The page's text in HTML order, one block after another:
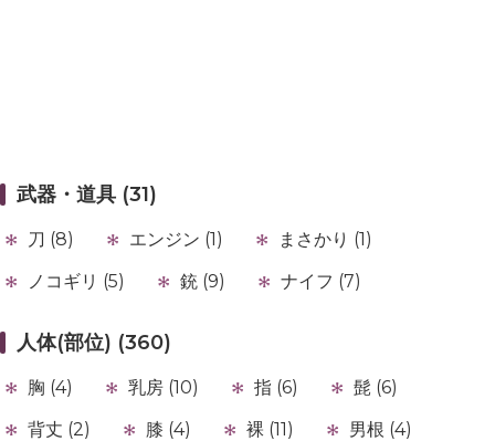
武器・道具 (31)
刀 (8) エンジン (1)
まさかり (1)
ノコギリ (5)
銃 (9) ナイフ (7)
人体(部位) (360)
胸 (4) 乳房 (10) 指 (6)
髭 (6)
背丈 (2)
膝 (4) 裸 (11)
男根 (4)